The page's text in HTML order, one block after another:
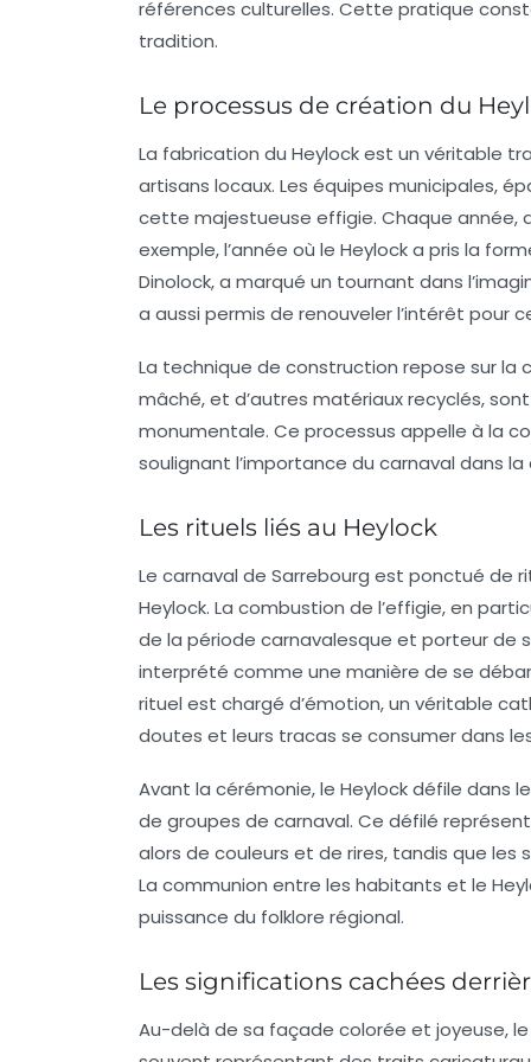
références culturelles. Cette pratique
tradition.
Le processus de création du
La fabrication du Heylock est un véritable
artisans locaux. Les équipes municipales,
cette majestueuse effigie. Chaque année,
exemple, l’année où le Heylock a pris la
Dinolock, a marqué un tournant dans
a aussi permis de renouveler l’intérêt
La technique de construction repose sur
mâché, et d’autres matériaux recyclés,
monumentale. Ce processus appelle à la
soulignant l’importance du carnaval dans
Les rituels liés au Heylock
Le carnaval de Sarrebourg est ponctué de
Heylock. La combustion de l’effigie, en
de la période carnavalesque et porteur de
interprété comme une manière de se
rituel est chargé d’émotion, un véritable
doutes et leurs tracas se consumer dans
Avant la cérémonie, le Heylock défile dans
de groupes de carnaval. Ce défilé
alors de couleurs et de rires, tandis que
La communion entre les habitants et le
puissance du folklore régional.
Les significations cachées
Au-delà de sa façade colorée et joyeuse,